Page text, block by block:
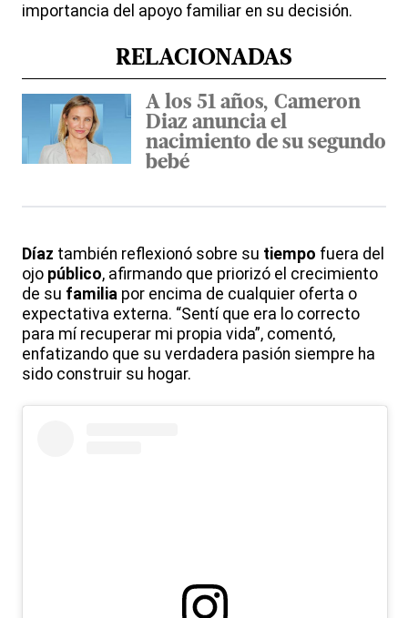
importancia del apoyo familiar en su decisión.
RELACIONADAS
A los 51 años, Cameron
Diaz anuncia el
nacimiento de su segundo
bebé
Díaz también reflexionó sobre su tiempo fuera del
ojo público, afirmando que priorizó el crecimiento
de su familia por encima de cualquier oferta o
expectativa externa. “Sentí que era lo correcto
para mí recuperar mi propia vida”, comentó,
enfatizando que su verdadera pasión siempre ha
sido construir su hogar.